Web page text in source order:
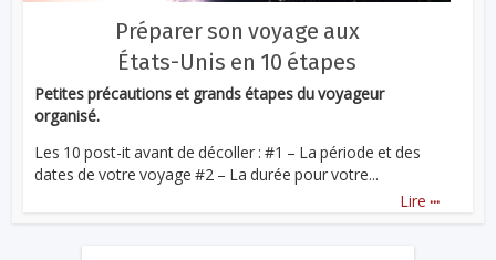
Préparer son voyage aux
États-Unis en 10 étapes
Petites précautions et grands étapes du voyageur
organisé.
Les 10 post-it avant de décoller : #1 – La période et des
dates de votre voyage #2 – La durée pour votre...
Lire ...